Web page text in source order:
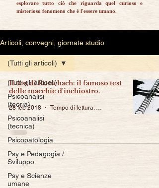
esplorare tutto ciò che riguarda quel curioso e
misterioso fenomeno che è l'essere umano.
Articoli, convegni, giornate studio
(Tutti gli articoli)
Psicoanalisi
(teoria)
Psicoanalisi
(tecnica)
Psicopatologia
Psy e Pedagogia /
Sviluppo
Psy e Scienze
umane
(Tutti gli articoli)
Il test di Rorschach: il famoso test
delle macchie d'inchiostro.
28 feb 2018 Tempo di lettura: 3 min